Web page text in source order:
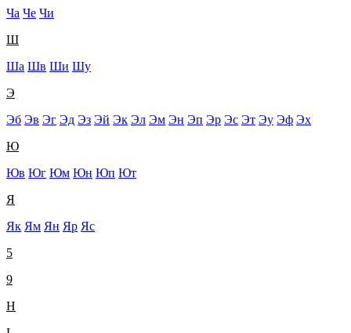
Ча Че Чи
Ш
Ша Шв Ши Шу
Э
Эб Эв Эг Эд Эз Эй Эк Эл Эм Эн Эп Эр Эс Эт Эу Эф Эх
Ю
Юв Юг Юм Юн Юп Ют
Я
Як Ям Ян Яр Яс
5
9
H